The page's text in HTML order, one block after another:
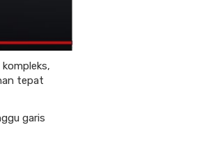
tepat
garis